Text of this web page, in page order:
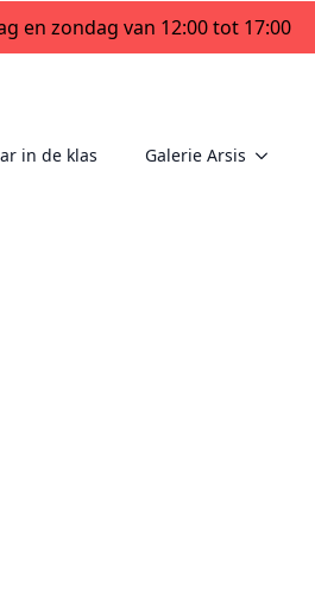
en zondag van 12:00 tot 17:00
in de klas Galerie Arsis